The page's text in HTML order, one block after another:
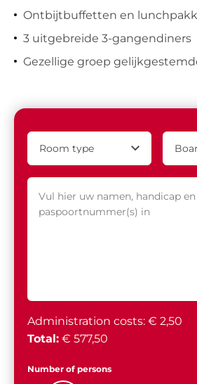
Ontbijtbuffetten en
3 uitgebreide 3-gangendiners
Gezellige groep
Administration costs: € 2,50
Total:€ 577,50
Number of persons